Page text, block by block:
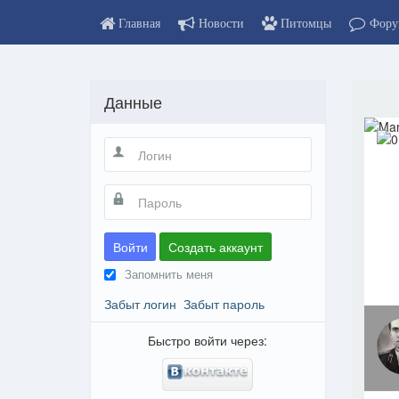
Главная Новости Питомцы
Данные
Войти Создать аккаунт
Запомнить меня
Забыт логин Забыт пароль
Быстро войти через: